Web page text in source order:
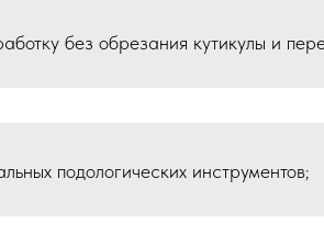
без обрезания кутикулы и
подологических инструментов;